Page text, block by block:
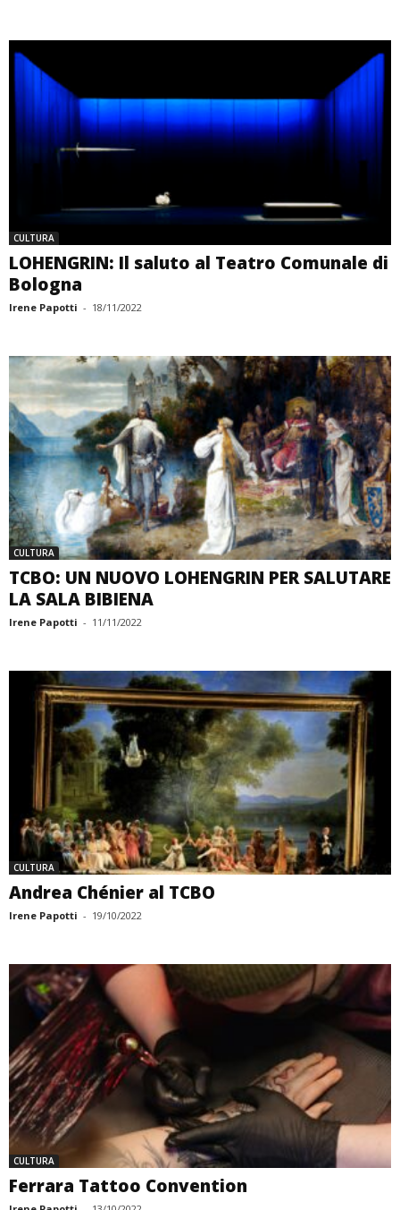
CULTURA
LOHENGRIN: Il saluto al Teatro Comunale di
Bologna
Irene Papotti - 18/11/2022
CULTURA
TCBO: UN NUOVO LOHENGRIN PER SALUTARE
LA SALA BIBIENA
Irene Papotti - 11/11/2022
CULTURA
Andrea Chénier al TCBO
Irene Papotti - 19/10/2022
CULTURA
Ferrara Tattoo Convention